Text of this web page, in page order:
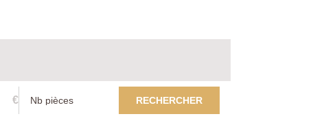
€ RECHERCHER